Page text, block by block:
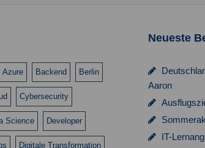
Azure Backend Berlin
Cybersecurity
Science Developer
Digitale Transformation
Neueste
Aaron
IT-